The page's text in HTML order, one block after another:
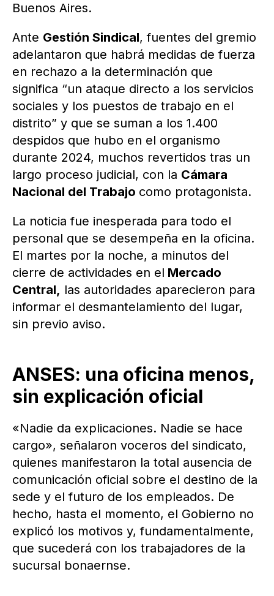
Buenos Aires.
Ante Gestión Sindical, fuentes del gremio
adelantaron que habrá medidas de fuerza
en rechazo a la determinación que
significa “un ataque directo a los servicios
sociales y los puestos de trabajo en el
distrito” y que se suman a los 1.400
despidos que hubo en el organismo
durante 2024, muchos revertidos tras un
largo proceso judicial, con la Cámara
Nacional del Trabajo como protagonista.
La noticia fue inesperada para todo el
personal que se desempeña en la oficina.
El martes por la noche, a minutos del
cierre de actividades en el Mercado
Central, las autoridades aparecieron para
informar el desmantelamiento del lugar,
sin previo aviso.
ANSES: una oficina menos,
sin explicación oficial
«Nadie da explicaciones. Nadie se hace
cargo», señalaron voceros del sindicato,
quienes manifestaron la total ausencia de
comunicación oficial sobre el destino de la
sede y el futuro de los empleados. De
hecho, hasta el momento, el Gobierno no
explicó los motivos y, fundamentalmente,
que sucederá con los trabajadores de la
sucursal bonaernse.